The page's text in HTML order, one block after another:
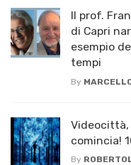
Il prof.
di Capri
esempio
tempi
By
Videocittà,
comincia!
By